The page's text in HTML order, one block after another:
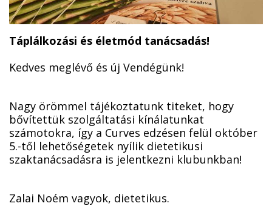
Táplálkozási és életmód tanácsadás!
Kedves meglévő és új Vendégünk!
Nagy örömmel tájékoztatunk titeket, hogy
bővítettük szolgáltatási kínálatunkat
számotokra, így a Curves edzésen felül október
5.-től lehetőségetek nyílik dietetikusi
szaktanácsadásra is jelentkezni klubunkban!
Zalai Noém vagyok, dietetikus.